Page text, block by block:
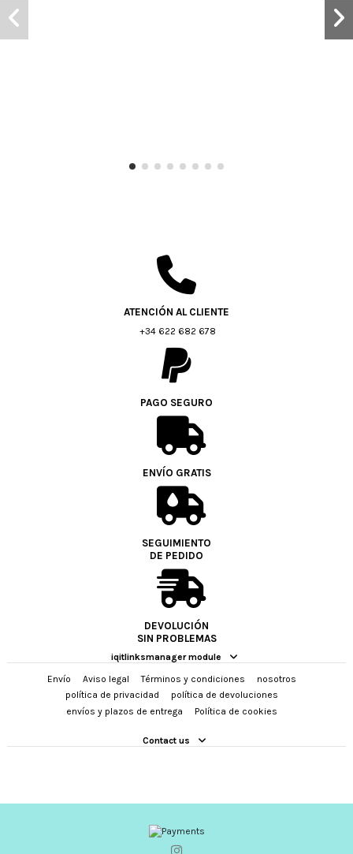
ATENCIÓN AL CLIENTE
+34 622 682 678
PAGO SEGURO
ENVÍO GRATIS
SEGUIMIENTO
DE PEDIDO
DEVOLUCIÓN
SIN PROBLEMAS
iqitlinksmanager module
Envío
Aviso legal Términos y condiciones
nosotros
política de privacidad
política de devoluciones
envíos y plazos de entrega
Política de cookies
Contact us